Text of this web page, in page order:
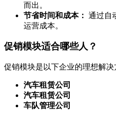
而出。
节省时间和成本： 通过自
运营成本。
促销模块适合哪些人？
促销模块是以下企业的理想解决
汽车租赁公司
汽车租赁公司
车队管理公司